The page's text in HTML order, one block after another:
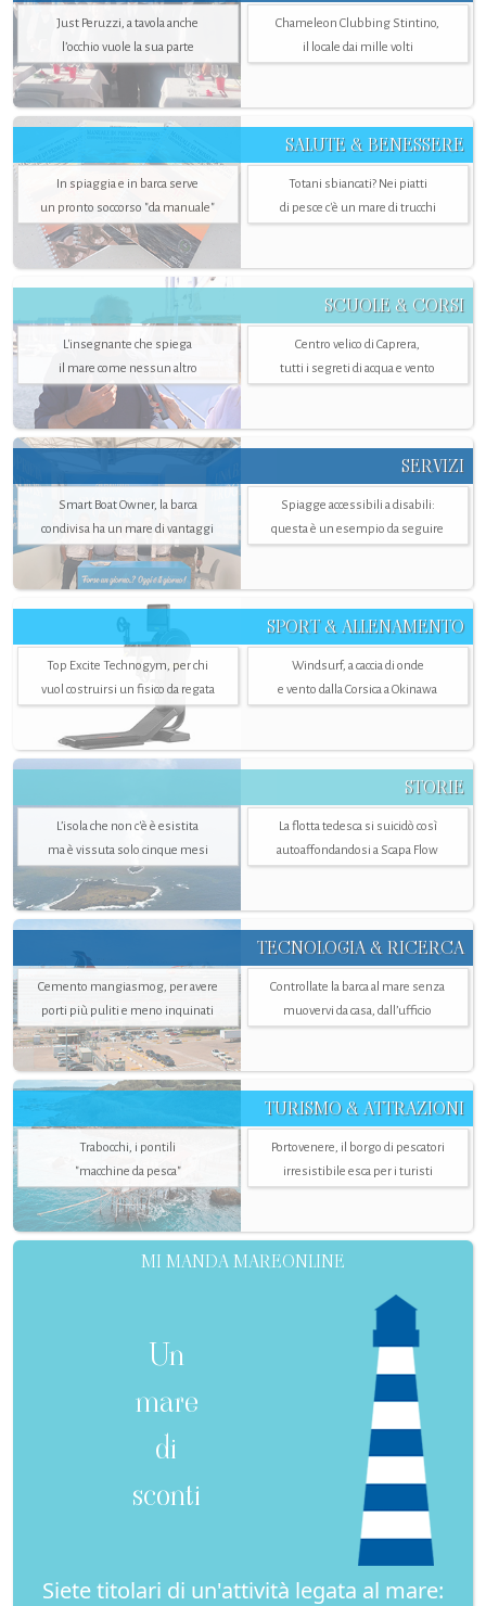
Just Peruzzi, a tavola anche
l’occhio vuole la sua parte
Chameleon Clubbing Stintino,
il locale dai mille volti
SALUTE & BENESSERE
In spiaggia e in barca serve
un pronto soccorso "da manuale"
Totani sbiancati? Nei piatti
di pesce c'è un mare di trucchi
SCUOLE & CORSI
L'insegnante che spiega
il mare come nessun altro
Centro velico di Caprera,
tutti i segreti di acqua e vento
SERVIZI
Smart Boat Owner, la barca
condivisa ha un mare di vantaggi
Spiagge accessibili a disabili:
questa è un esempio da seguire
SPORT & ALLENAMENTO
Top Excite Technogym, per chi
vuol costruirsi un fisico da regata
Windsurf, a caccia di onde
e vento dalla Corsica a Okinawa
STORIE
L’isola che non c'è è esistita
ma è vissuta solo cinque mesi
La flotta tedesca si suicidò così
autoaffondandosi a Scapa Flow
TECNOLOGIA & RICERCA
Cemento mangiasmog, per avere
porti più puliti e meno inquinati
Controllate la barca al mare senza
muovervi da casa, dall’ufficio
TURISMO & ATTRAZIONI
Trabocchi, i pontili
"macchine da pesca"
Portovenere, il borgo di pescatori
irresistibile esca per i turisti
MI MANDA MAREONLINE
Un
mare
di
sconti
Siete titolari di un'attività legata al mare: